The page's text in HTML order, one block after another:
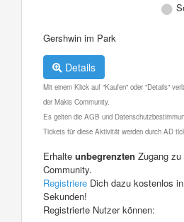
Gershwin im Park
Details
Mit einem Klick auf "Kaufen" oder "Details"
der Makis Community.
Es gelten die AGB und
Tickets für diese Aktivität werden durch AD
Erhalte unbegrenzten Zugang
Community.
Registriere Dich dazu kostenlos
Sekunden!
Registrierte Nutzer können: